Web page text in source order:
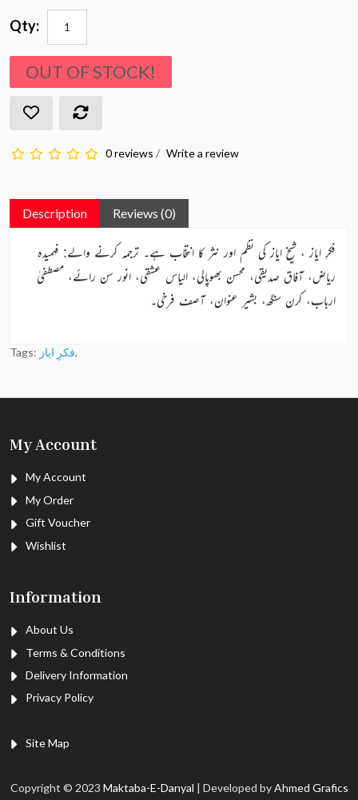
Qty:
OUT OF STOCK!
0 reviews / Write a review
Description Reviews (0)
فکرِ ایاز ، شیخ ایاز کی نظم اور نثر کا انتخاب ہے۔ ترجمہ کرنے والے: فہمیدہ
ریاض، آفاق صدیقی، محسن بھوپالی، الیاس عشقی، انور سن رائے، مصطفیٰ
ارباب، کرن سنگھ، بشیر عنوان، آصف فرخی۔
Tags: فکرِ ایاز,
My Account
My Account
My Order
Gift Voucher
Wishlist
Information
About Us
Terms & Conditions
Delivery Information
Privacy Policy
Site Map
Copyright © 2023 Maktaba-E-Danyal | Developed byAhmed Grafics